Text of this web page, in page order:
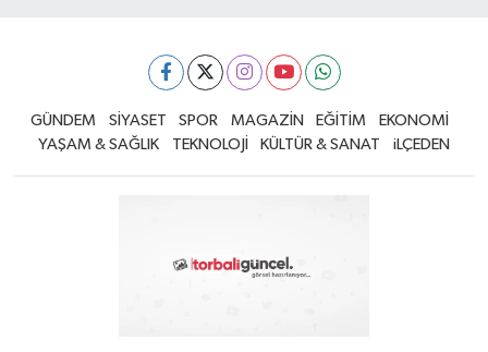
GÜNDEM SİYASET SPOR MAGAZİN EĞİTİM
EKONOMİ
YAŞAM & SAĞLIK
TEKNOLOJİ KÜLTÜR & SANAT iLÇEDEN